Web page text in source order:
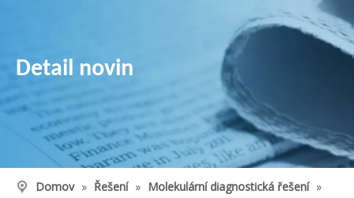
Detail novin
Domov » Řešení » Molekulární diagnostická řešení »